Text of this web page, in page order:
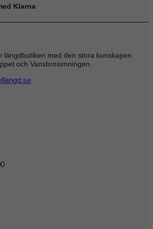
Klarna
längdbutiken med den stora kunskapen.
och Vansbrosimningen.